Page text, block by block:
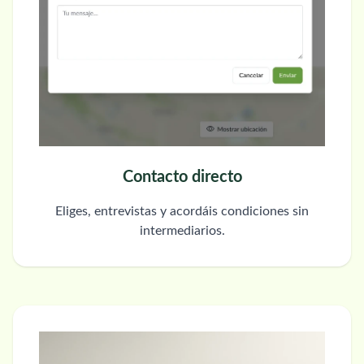
Contacto directo
Eliges, entrevistas y acordáis condiciones sin
intermediarios.